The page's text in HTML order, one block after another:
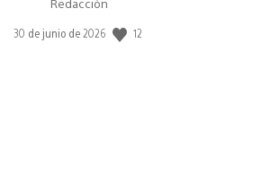
Redacción
Fecha
30 de junio de 2026 12